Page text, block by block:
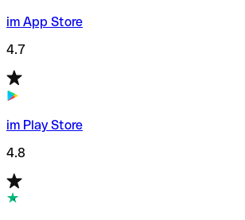
im App Store
4.7
im Play Store
4.8